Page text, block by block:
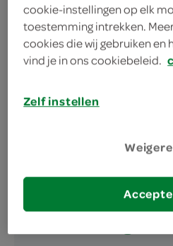
425 Gram
cookie-instellingen op elk
toestemming intrekken.
cookies die wij gebruiken en
vind je in ons cookiebeleid.
Zelf instellen